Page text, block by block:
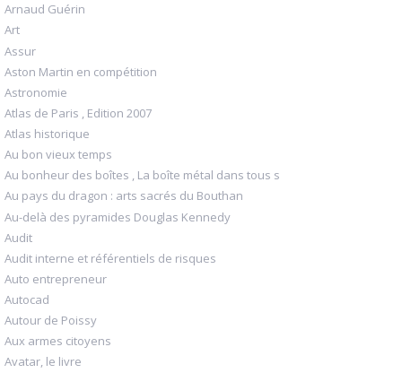
Arnaud Guérin
Art
Assur
Aston Martin en compétition
Astronomie
Atlas de Paris , Edition 2007
Atlas historique
Au bon vieux temps
Au bonheur des boîtes , La boîte métal dans tous s
Au pays du dragon : arts sacrés du Bouthan
Au-delà des pyramides Douglas Kennedy
Audit
Audit interne et référentiels de risques
Auto entrepreneur
Autocad
Autour de Poissy
Aux armes citoyens
Avatar, le livre